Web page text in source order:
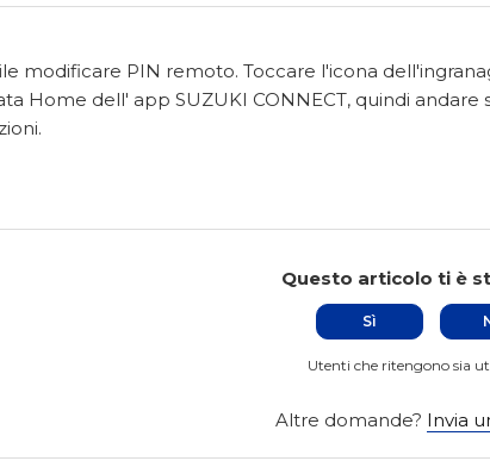
modificare PIN remoto. Toccare l'icona
Home dell' app SUZUKI CONNECT, quindi
Questo articolo ti è
Sì
Utenti che ritengono sia
Altre domande? Invia